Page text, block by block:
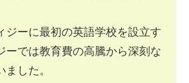
ジーに最初の英語学校を設立す
ーでは教育費の高騰から深刻な
した。